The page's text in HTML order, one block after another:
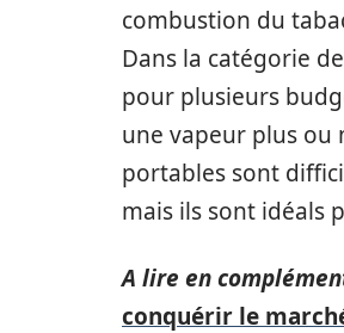
combustion du
Dans la catégorie
pour plusieurs
une vapeur plus ou
portables sont
mais ils sont idéals
A lire en
conquérir le